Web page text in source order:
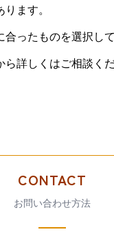
ます。
ったものを選択して
詳しくはご相談くだ
CONTACT
お問い合わせ方法